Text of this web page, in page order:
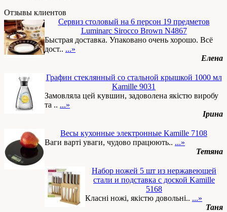
Отзывы клиентов
Сервиз столовый на 6 персон 19 предметов
Luminarc Sirocco Brown N4867
Быстрая доставка. Упаковано очень хорошо. Всё
дост.. ...»
Елена
Графин стеклянный со стальной крышкой 1000 мл
Kamille 9031
Замовляла цей кувшин, задоволена якістю виробу
та .. ...»
Ірина
Весы кухонные электронные Kamille 7108
Ваги варті уваги, чудово працюють.. ...»
Тетяна
Набор ножей 5 шт из нержавеющей
стали и подставка с доской Kamille
5168
Класні ножі, якістю довольні.. ...»
Таня